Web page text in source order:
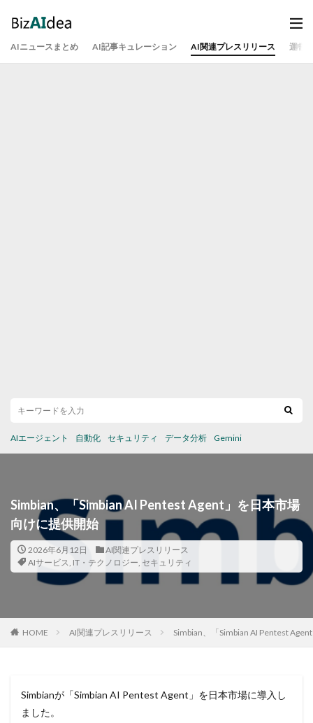
AIニュースまとめ AI記事キュレーション AI関連プレスリリース 運営
AIエージェント 自動化 セキュリティ データ分析 Gemini
Simbian、「Simbian AI Pentest Agent」を日本市場
向けに提供開始
2026年6月12日
AI関連プレスリリース
AIサービス, IT・テクノロジー, セキュリティ
HOME AI関連プレスリリース Simbian、「Simbian AI Pentest
Simbianが「Simbian AI Pentest Agent」を日本市場に導入し
ました。